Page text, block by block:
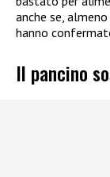
anche se,
hanno
Il pancino